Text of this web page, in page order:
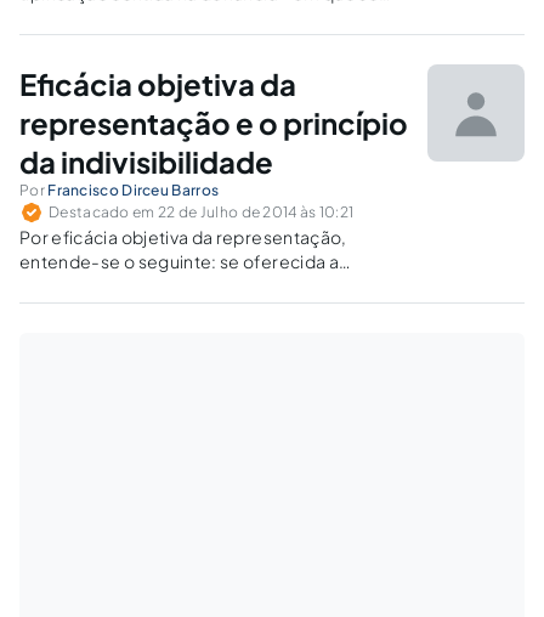
tentada para a modalidade consumada da
condenatória.
Eficácia objetiva da
representação e o princípio
da indivisibilidade
Por Francisco Dirceu Barros
Destacado em 22 de Julho de 2014 às 10:21
Por eficácia objetiva da representação,
entende-se o seguinte: se oferecida a
coautores do crime, o promotor de justiça